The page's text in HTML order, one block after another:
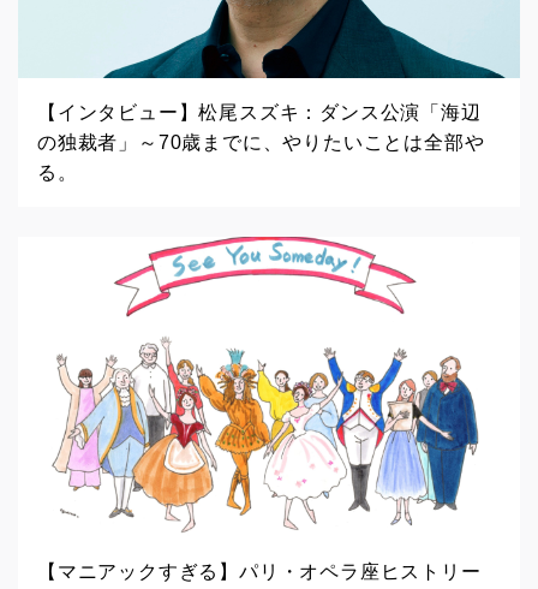
【インタビュー】松尾スズキ：ダンス公演「海辺
の独裁者」～70歳までに、やりたいことは全部や
る。
【マニアックすぎる】パリ・オペラ座ヒストリー